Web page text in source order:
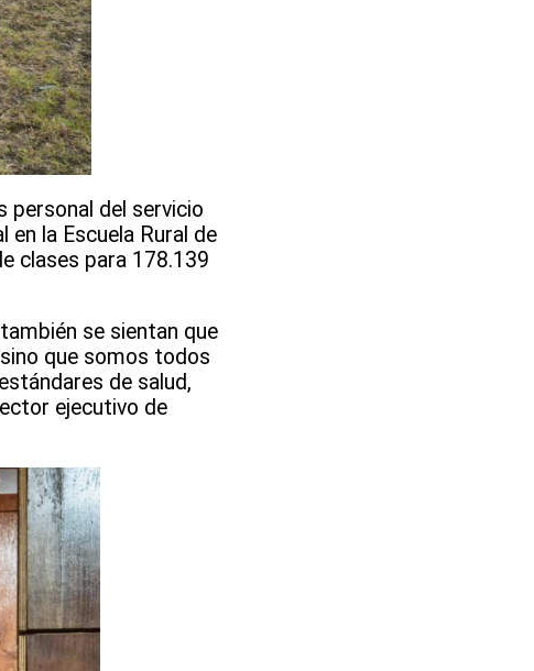
personal del servicio
la Escuela Rural de
clases para 178.139
se sientan que
que somos todos
de salud,
ejecutivo de